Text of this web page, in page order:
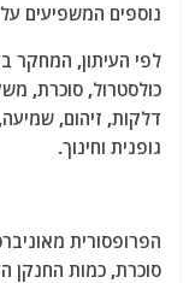
נוספים המשפיעים
כולסטרול, סוכרת,
דלקות, זיהום,
גופנית וחינוך.
הפרופסורית
סוכרת, כמות החנקן